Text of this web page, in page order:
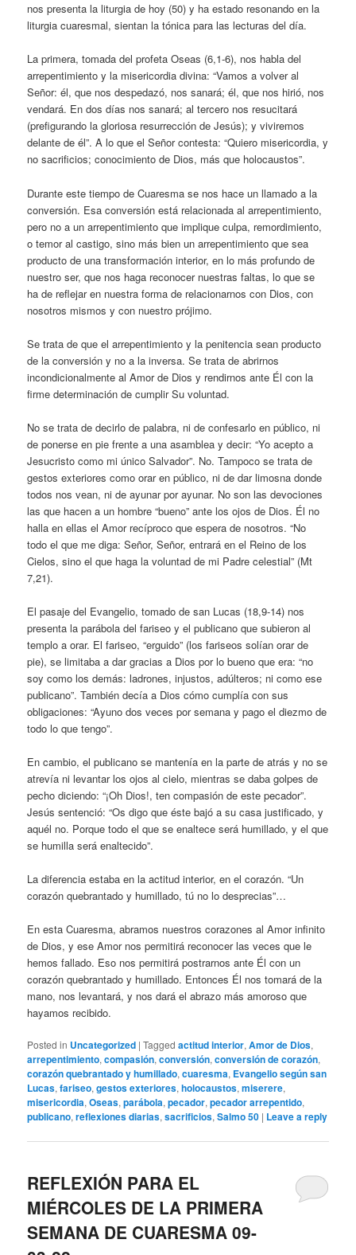
nos presenta la liturgia de hoy (50) y ha estado resonando en la
liturgia cuaresmal, sientan la tónica para las lecturas del día.
La primera, tomada del profeta Oseas (6,1-6), nos habla del
arrepentimiento y la misericordia divina: “Vamos a volver al
Señor: él, que nos despedazó, nos sanará; él, que nos hirió, nos
vendará. En dos días nos sanará; al tercero nos resucitará
(prefigurando la gloriosa resurrección de Jesús); y viviremos
delante de él”. A lo que el Señor contesta: “Quiero misericordia, y
no sacrificios; conocimiento de Dios, más que holocaustos”.
Durante este tiempo de Cuaresma se nos hace un llamado a la
conversión. Esa conversión está relacionada al arrepentimiento,
pero no a un arrepentimiento que implique culpa, remordimiento,
o temor al castigo, sino más bien un arrepentimiento que sea
producto de una transformación interior, en lo más profundo de
nuestro ser, que nos haga reconocer nuestras faltas, lo que se
ha de reflejar en nuestra forma de relacionarnos con Dios, con
nosotros mismos y con nuestro prójimo.
Se trata de que el arrepentimiento y la penitencia sean producto
de la conversión y no a la inversa. Se trata de abrirnos
incondicionalmente al Amor de Dios y rendirnos ante Él con la
firme determinación de cumplir Su voluntad.
No se trata de decirlo de palabra, ni de confesarlo en público, ni
de ponerse en pie frente a una asamblea y decir: “Yo acepto a
Jesucristo como mi único Salvador”. No. Tampoco se trata de
gestos exteriores como orar en público, ni de dar limosna donde
todos nos vean, ni de ayunar por ayunar. No son las devociones
las que hacen a un hombre “bueno” ante los ojos de Dios. Él no
halla en ellas el Amor recíproco que espera de nosotros. “No
todo el que me diga: Señor, Señor, entrará en el Reino de los
Cielos, sino el que haga la voluntad de mi Padre celestial” (Mt
7,21).
El pasaje del Evangelio, tomado de san Lucas (18,9-14) nos
presenta la parábola del fariseo y el publicano que subieron al
templo a orar. El fariseo, “erguido” (los fariseos solían orar de
pie), se limitaba a dar gracias a Dios por lo bueno que era: “no
soy como los demás: ladrones, injustos, adúlteros; ni como ese
publicano”. También decía a Dios cómo cumplía con sus
obligaciones: “Ayuno dos veces por semana y pago el diezmo de
todo lo que tengo”.
En cambio, el publicano se mantenía en la parte de atrás y no se
atrevía ni levantar los ojos al cielo, mientras se daba golpes de
pecho diciendo: “¡Oh Dios!, ten compasión de este pecador”.
Jesús sentenció: “Os digo que éste bajó a su casa justificado, y
aquél no. Porque todo el que se enaltece será humillado, y el que
se humilla será enaltecido”.
La diferencia estaba en la actitud interior, en el corazón. “Un
corazón quebrantado y humillado, tú no lo desprecias”…
En esta Cuaresma, abramos nuestros corazones al Amor infinito
de Dios, y ese Amor nos permitirá reconocer las veces que le
hemos fallado. Eso nos permitirá postrarnos ante Él con un
corazón quebrantado y humillado. Entonces Él nos tomará de la
mano, nos levantará, y nos dará el abrazo más amoroso que
hayamos recibido.
Posted in Uncategorized |Tagged actitud interior,Amor de Dios,
arrepentimiento,compasión,conversión,conversión de corazón,
corazón quebrantado y humillado,cuaresma, Evangelio según san
Lucas,fariseo,gestos exteriores,holocaustos,miserere,
misericordia,Oseas,parábola,pecador,pecador arrepentido,
publicano,reflexiones diarias,sacrificios,Salmo 50 | Leave a reply
REFLEXIÓN PARA EL
MIÉRCOLES DE LA PRIMERA
SEMANA DE CUARESMA 09-